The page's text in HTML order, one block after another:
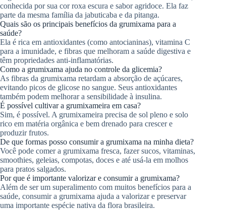
conhecida por sua cor roxa escura e sabor agridoce. Ela faz
parte da mesma família da jabuticaba e da pitanga.
Quais são os principais benefícios da grumixama para a
saúde?
Ela é rica em antioxidantes (como antocianinas), vitamina C
para a imunidade, e fibras que melhoram a saúde digestiva e
têm propriedades anti-inflamatórias.
Como a grumixama ajuda no controle da glicemia?
As fibras da grumixama retardam a absorção de açúcares,
evitando picos de glicose no sangue. Seus antioxidantes
também podem melhorar a sensibilidade à insulina.
É possível cultivar a grumixameira em casa?
Sim, é possível. A grumixameira precisa de sol pleno e solo
rico em matéria orgânica e bem drenado para crescer e
produzir frutos.
De que formas posso consumir a grumixama na minha dieta?
Você pode comer a grumixama fresca, fazer sucos, vitaminas,
smoothies, geleias, compotas, doces e até usá-la em molhos
para pratos salgados.
Por que é importante valorizar e consumir a grumixama?
Além de ser um superalimento com muitos benefícios para a
saúde, consumir a grumixama ajuda a valorizar e preservar
uma importante espécie nativa da flora brasileira.